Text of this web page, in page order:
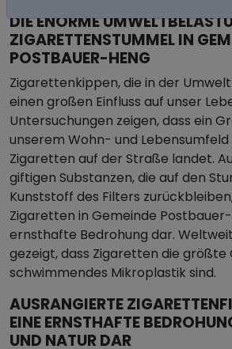
DIE ENORME
ZIGARETTENSTUMMEL IN
POSTBAUER-HENG
Zigarettenkippen, die in der
einen großen Einfluss auf unser
Untersuchungen zeigen, dass ein
unserem Wohn- und
Zigaretten auf der Straße landet.
giftigen Substanzen, die auf den
Kunststoff des Filters
Zigaretten in Gemeinde
ernsthafte Bedrohung dar.
gezeigt, dass Zigaretten die größte
schwimmendes Mikroplastik sind.
AUSRANGIERTE
EINE ERNSTHAFTE
UND NATUR DAR